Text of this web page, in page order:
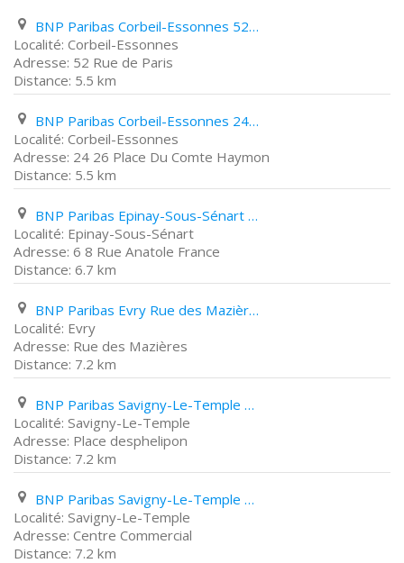
BNP Paribas Corbeil-Essonnes 52 Rue de Paris
Corbeil-Essonnes
52 Rue de Paris
5.5 km
BNP Paribas Corbeil-Essonnes 24 26 Place Du Comte Haymon
Corbeil-Essonnes
24 26 Place Du Comte Haymon
5.5 km
BNP Paribas Epinay-Sous-Sénart 6 8 Rue Anatole France
Epinay-Sous-Sénart
6 8 Rue Anatole France
6.7 km
BNP Paribas Evry Rue des Mazières
Evry
Rue des Mazières
7.2 km
BNP Paribas Savigny-Le-Temple Place desphelipon
Savigny-Le-Temple
Place desphelipon
7.2 km
BNP Paribas Savigny-Le-Temple Centre Commercial
Savigny-Le-Temple
Centre Commercial
7.2 km